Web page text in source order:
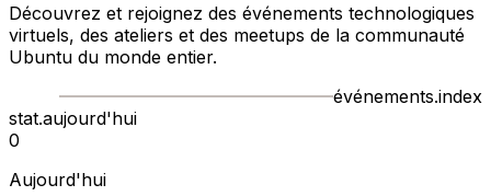
Découvrez et rejoignez des événements technologiques
virtuels, des ateliers et des meetups de la communauté
Ubuntu du monde entier.
événements.index
stat.aujourd'hui
0
Aujourd'hui